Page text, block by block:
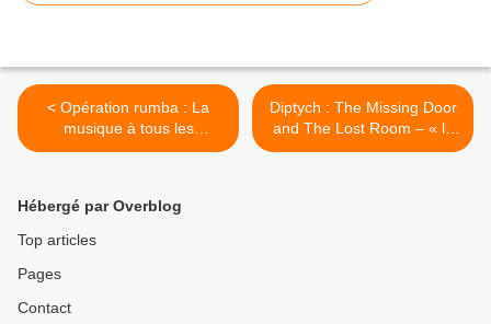
< Opération rumba : La
musique à tous les
chapitres
Diptych : The Missing Door
and The Lost Room – « la
croisière s’amuse » façon
Hébergé par Overblog
Top articles
Pages
Contact